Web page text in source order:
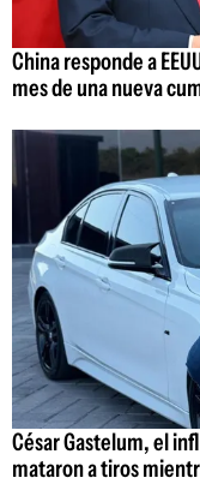
China responde a
mes de una nueva
César Gastelum, el
mataron a tiros